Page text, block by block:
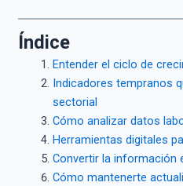
Índice
Entender el ciclo de
Indicadores tempranos
sectorial
Cómo analizar datos
Herramientas digitales
Convertir la información
Cómo mantenerte